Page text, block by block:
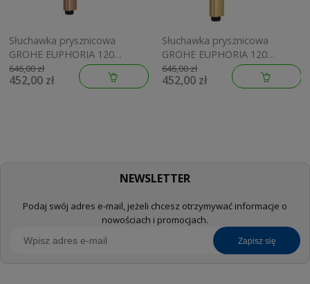
Słuchawka prysznicowa
GROHE EUPHORIA 120
brushed warm sunset
134883DL00
646,00 zł
452,00 zł
Słuchawka prysznicowa
GROHE EUPHORIA 120
brushed cool sunrise
134883GN00
646,00 zł
452,00 zł
NEWSLETTER
Podaj swój adres e-mail, jeżeli chcesz otrzymywać informacje o
nowościach i promocjach.
zapisz się